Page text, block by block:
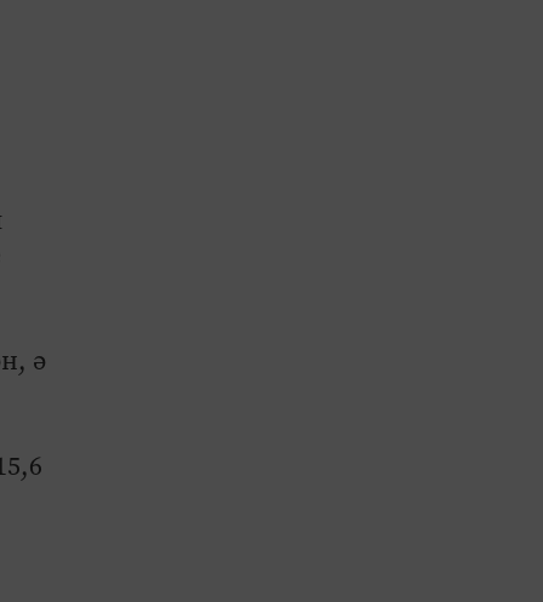
ә